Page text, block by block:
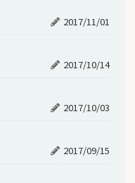
2017/11/01
2017/10/14
2017/10/03
2017/09/15